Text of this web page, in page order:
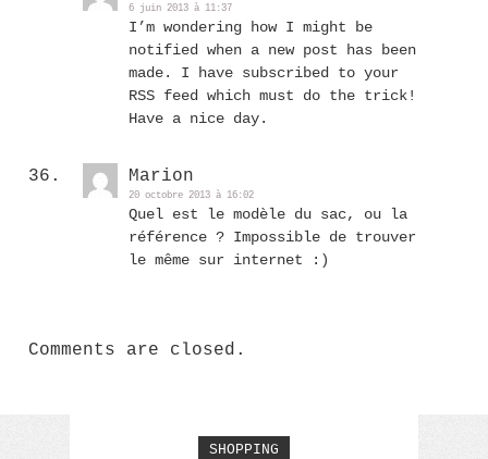
6 juin 2013 à 11:37
I’m wondering how I might be
notified when a new post has been
made. I have subscribed to your
RSS feed which must do the trick!
Have a nice day.
Marion
20 octobre 2013 à 16:02
Quel est le modèle du sac, ou la
référence ? Impossible de trouver
le même sur internet :)
Comments are closed.
SHOPPING